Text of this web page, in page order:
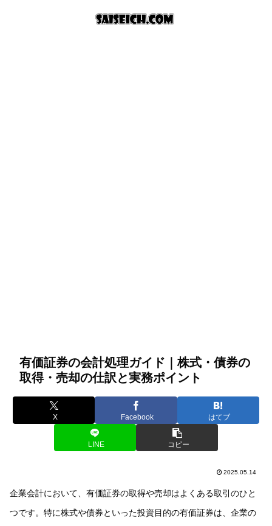
有価証券の会計処理ガイド｜株式・債券の
取得・売却の仕訳と実務ポイント
X Facebook はてブ
LINE コピー
2025.05.14
企業会計において、有価証券の取得や売却はよくある取引のひと
つです。特に株式や債券といった投資目的の有価証券は、企業の